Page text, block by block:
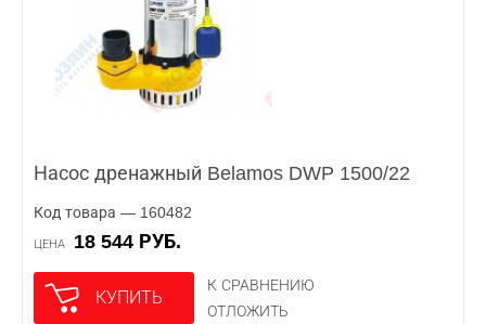
Насос дренажный Belamos DWP 1500/22
Код товара — 160482
ЦЕНА 18 544 РУБ.
КУПИТЬ
К СРАВНЕНИЮ
ОТЛОЖИТЬ